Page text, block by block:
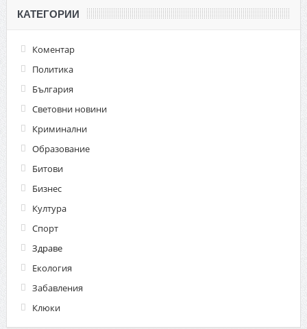
КАТЕГОРИИ
Коментар
Политика
България
Световни новини
Криминални
Образование
Битови
Бизнес
Култура
Спорт
Здраве
Екология
Забавления
Клюки